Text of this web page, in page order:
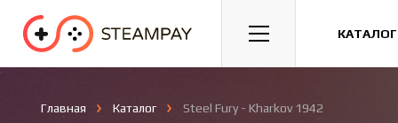
Спорт Гонки Казуальные
Главная Каталог Steel Fury - Kharkov 1942